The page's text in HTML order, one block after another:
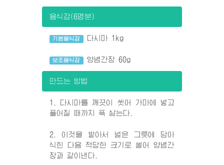
음식감(6명분)
기본음식감 다시마 1kg
보조음식감 양념간장 60g
만드는 방법
1. 다시마를 깨끗이 씻어 가마에 넣고
풀어질 때까지 푹 삶는다.
2. 이것을 밭아서 넓은 그릇에 담아
식힌 다음 적당한 크기로 썰어 양념간
장과 같이낸다.